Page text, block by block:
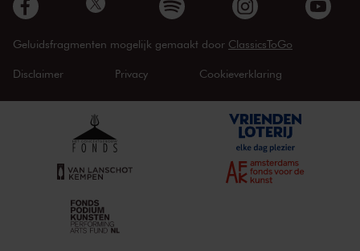
Geluidsfragmenten mogelijk gemaakt door ClassicsToGo
Disclaimer Privacy Cookieverklaring